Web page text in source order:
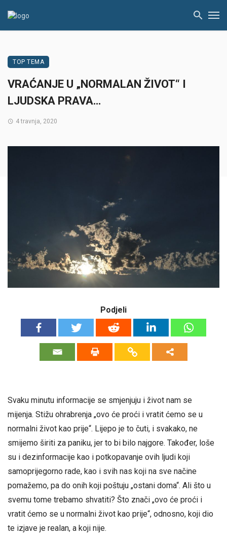
TOP TEMA
VRAĆANJE U „NORMALAN ŽIVOT“ I
LJUDSKA PRAVA…
4 travnja, 2020
Podjeli
Svaku minutu informacije se smjenjuju i život nam se
mijenja. Stižu ohrabrenja „ovo će proći i vratit ćemo se u
normalni život kao prije“. Lijepo je to čuti, i svakako, ne
smijemo širiti za paniku, jer to bi bilo najgore. Također, loše
su i dezinformacije kao i potkopavanje ovih ljudi koji
samoprijegorno rade, kao i svih nas koji na sve načine
pomažemo, pa do onih koji poštuju „ostani doma“. Ali što u
svemu tome trebamo shvatiti? Što znači „ovo će proći i
vratit ćemo se u normalni život kao prije“, odnosno, koji dio
te izjave je realan, a koji nije.